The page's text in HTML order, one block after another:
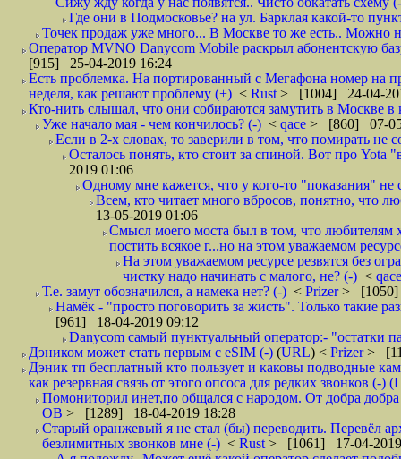
Где они в Подмосковье? на ул. Барклая какой-то
Точек продаж уже много... В Москве то же есть.. Можно
Оператор MVNO Danycom Mobile раскрыл абонентскую
[915] 25-04-2019 16:24
Есть проблемка. На портированный с Мегафона номер на
неделя, как решают проблему (+) < Rust > [1004] 24-04-
Кто-нить слышал, что они собираются замутить в Москве в
Уже начало мая - чем кончилось? (-) < qace > [860] 07-
Если в 2-х словах, то заверили в том, что помирать не
Осталось понять, кто стоит за спиной. Вот про Yota
2019 01:06
Одному мне кажется, что у кого-то "показания" не
Всем, кто читает много вбросов, понятно, что
13-05-2019 01:06
Смысл моего моста был в том, что любителям
постить всякое г...но на этом уважаемом
На этом уважаемом ресурсе резвятся без
чистку надо начинать с малого, не? (-) <
Т.е. замут обозначился, а намека нет? (-) < Prizer> [1050]
Намёк - "просто поговорить за жисть". Только такие
[961] 18-04-2019 09:12
Danycom самый пунктуальный оператор:- "остатки
Дэником может стать первым с еSIM (-) (URL) < Prizer>
Дэник тп бесплатный кто пользует и каковы подводные
как резервная связь от этого опсоса для редких звонков (-)
Помониторил инет,по общался с народом. От добра
ОВ > [1289] 18-04-2019 18:28
Старый оранжевый я не стал (бы) переводить. Перевёл
безлимитных звонков мне (-) < Rust > [1061] 17-04-